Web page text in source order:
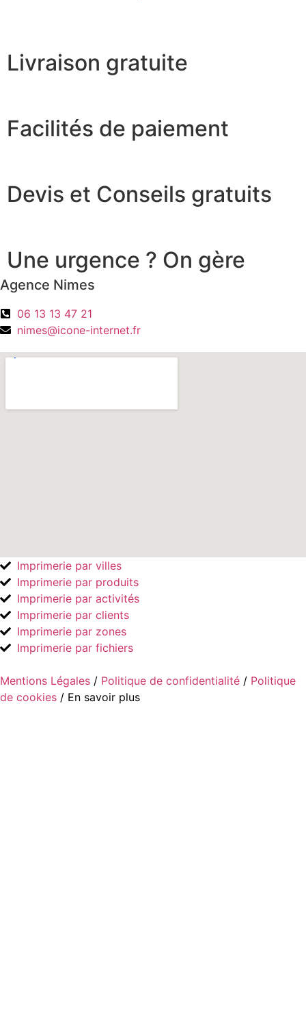
Livraison gratuite
Facilités de paiement
Devis et Conseils gratuits
Une urgence ? On gère
Agence Nimes
06 13 13 47 21
nimes@icone-internet.fr
Imprimerie par villes
Imprimerie par produits
Imprimerie par activités
Imprimerie par clients
Imprimerie par zones
Imprimerie par fichiers
Mentions Légales / Politique de confidentialité / Politique
de cookies / En savoir plus